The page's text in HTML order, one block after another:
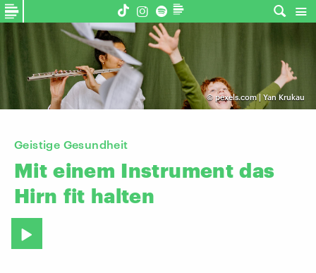
© pexels.com | Yan Krukau
Geistige Gesundheit
Mit einem Instrument das
Hirn fit halten